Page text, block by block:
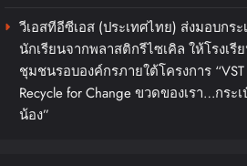
วีเอสทีอีซีเอส (ประเทศไทย) ส่งมอบกระ
นักเรียนจากพลาสติกรีไซเคิล ให้โรงเรี
ชุมชนรอบองค์กรภายใต้โครงการ “VST
Recycle for Change ขวดของเรา…กระ
น้อง”